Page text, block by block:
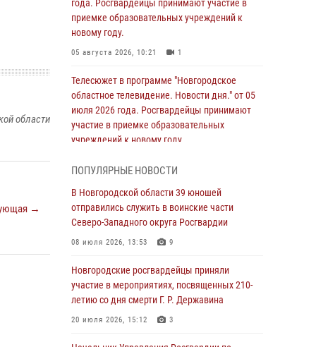
области
→
года. Росгвардейцы принимают участие в
приемке образовательных учреждений к
новому году.
05 августа 2026, 10:21 1
Телесюжет в программе "Новгородское
областное телевидение. Новости дня." от 05
июля 2026 года. Росгвардейцы принимают
участие в приемке образовательных
учреждений к новому году.
Росгвардейцы из Великого Новгорода стали
Чемпионате Северо-Западного округа
встретились с детьми из детского лагеря
04 августа 2026, 09:13
Новгородские росгвардейцы за неделю
ПОПУЛЯРНЫЕ НОВОСТИ
В Новгородской области 39 юношей
отправились служить в воинские части
Северо-Западного округа Росгвардии
08 июля 2026, 13:53 9
Новгородские росгвардейцы приняли
участие в мероприятиях, посвященных 210-
летию со дня смерти Г. Р. Державина
20 июля 2026, 15:12 3